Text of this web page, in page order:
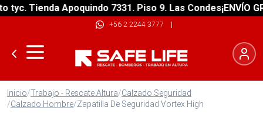
Tienda Apoquindo 7331. Piso 9. Las Condes¡ENVÍO
+56 2 2244 3777 |
Inicio/Trabajo - Rescate Altura/Calzado Seguridad
/Calzado Hombre/Zapatilla De Seguridad Vortex High